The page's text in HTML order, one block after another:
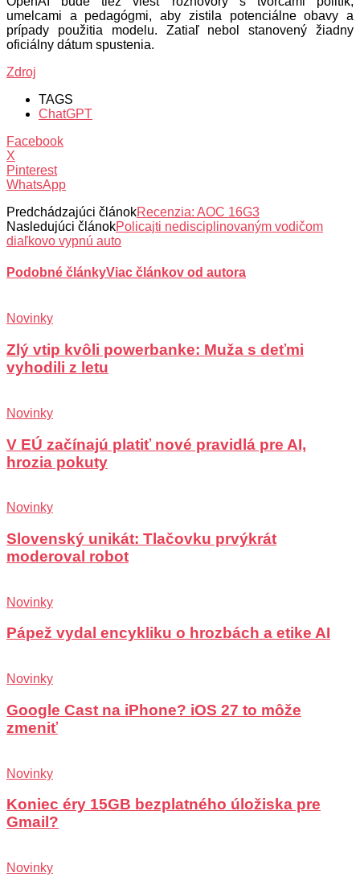
umelcami a pedagógmi, aby zistila potenciálne obavy a
prípady použitia modelu. Zatiaľ nebol stanovený žiadny
oficiálny dátum spustenia.
Zdroj
TAGS
ChatGPT
Facebook
X
Pinterest
WhatsApp
Predchádzajúci článokRecenzia: AOC 16G3
Nasledujúci článokPolicajti nedisciplinovaným vodičom
diaľkovo vypnú auto
Podobné článkyViac článkov od autora
Novinky
Zlý vtip kvôli powerbanke: Muža s deťmi
vyhodili z letu
Novinky
V EÚ začínajú platiť nové pravidlá pre AI,
hrozia pokuty
Novinky
Slovenský unikát: Tlačovku prvýkrát
moderoval robot
Novinky
Pápež vydal encykliku o hrozbách a etike AI
Novinky
Google Cast na iPhone? iOS 27 to môže
zmeniť
Novinky
Koniec éry 15GB bezplatného úložiska pre
Gmail?
Novinky